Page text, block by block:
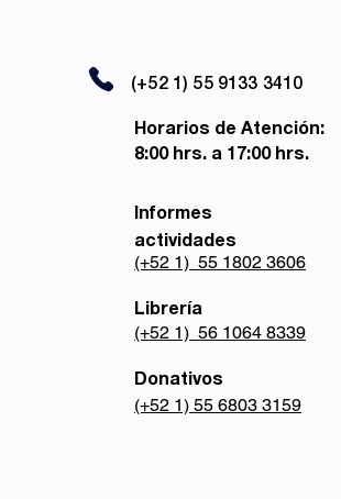
(+52 1) 55 9133 3410
Horarios de Atención:
8:00 hrs. a 17:00 hrs.
Informes
actividades
(+52 1) 55 1802 3606
Librería
(+52 1) 56 1064 8339
Donativos
(+52 1) 55 6803 3159